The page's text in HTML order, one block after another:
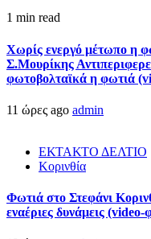
1 min read
Χωρίς ενεργό μέτωπο η
Σ.Μουρίκης
φωτοβολταϊκά η φωτιά
11 ώρες ago admin
ΕΚΤΑΚΤΟ ΔΕΛΤΙΟ
Κορινθία
Φωτιά στο Στεφάνι
εναέριες δυνάμεις